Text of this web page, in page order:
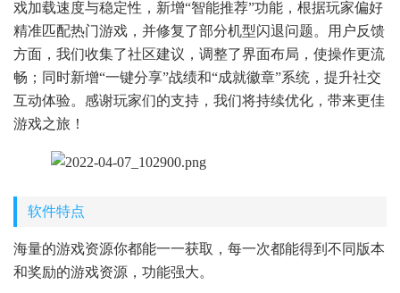
戏加载速度与稳定性，新增“智能推荐”功能，根据玩家偏好
精准匹配热门游戏，并修复了部分机型闪退问题。用户反馈
方面，我们收集了社区建议，调整了界面布局，使操作更流
畅；同时新增“一键分享”战绩和“成就徽章”系统，提升社交
互动体验。感谢玩家们的支持，我们将持续优化，带来更佳
游戏之旅！
软件特点
海量的游戏资源你都能一一获取，每一次都能得到不同版本
和奖励的游戏资源，功能强大。